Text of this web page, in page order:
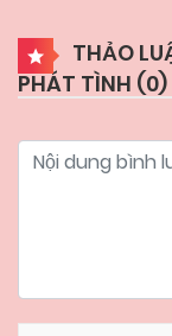
THẢO
PHÁT TÌNH (0)